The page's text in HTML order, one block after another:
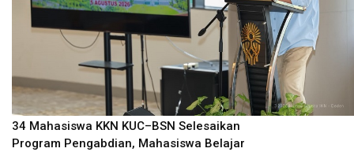
34 Mahasiswa KKN KUC–BSN Selesaikan
Program Pengabdian, Mahasiswa Belajar